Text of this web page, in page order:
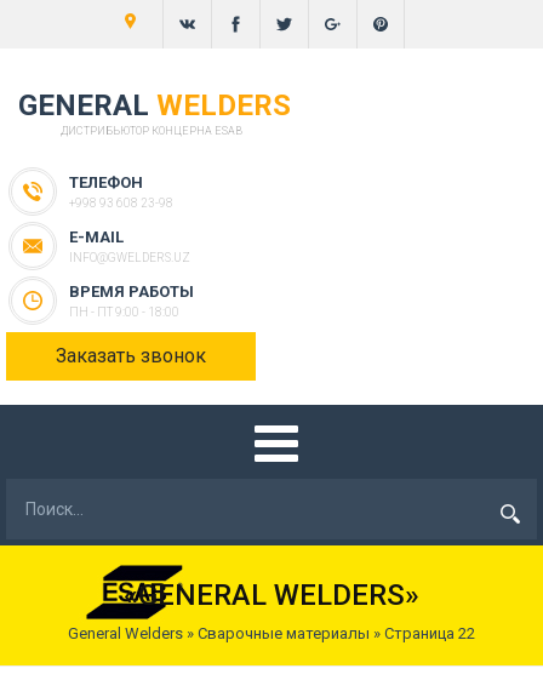
GENERAL WELDERS
ДИСТРИБЬЮТОР КОНЦЕРНА ESAB
ТЕЛЕФОН
+998 93 608 23-98
E-MAIL
INFO@GWELDERS.UZ
ВРЕМЯ РАБОТЫ
ПН - ПТ 9:00 - 18:00
Заказать звонок
«GENERAL WELDERS»
General Welders » Сварочные материалы » Страница 22